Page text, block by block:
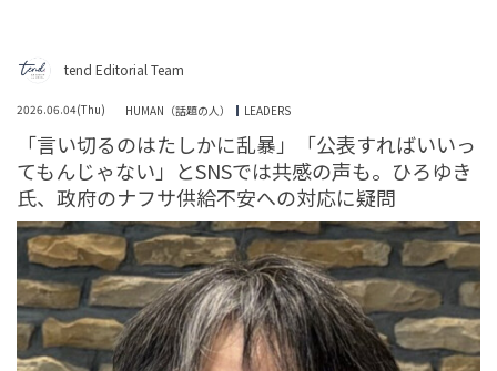
「お客様に失礼でしょ！」理不尽な先輩に業務を奪われ
退社に追い込まれた私。去り際に放った一言で先輩を完
全フリーズさせた
TREND（トレンド深堀）
STORY
tend Editorial Team
tend Editorial Team
2026.06.04(Thu) HUMAN（話題の人） LEADERS
「言い切るのはたしかに乱暴」「公表すればいいっ
てもんじゃない」とSNSでは共感の声も。ひろゆき
氏、政府のナフサ供給不安への対応に疑問